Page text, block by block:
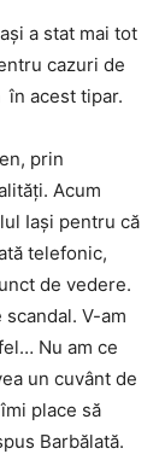
a stat mai tot
cazuri de
în acest tipar.
prin
Acum
Iaşi pentru că
telefonic,
de vedere.
V-am
Nu am ce
un cuvânt de
place să
Barbălată.